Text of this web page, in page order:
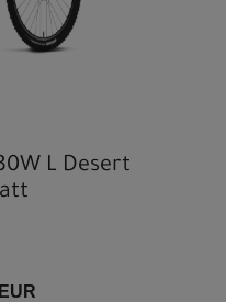
L Desert